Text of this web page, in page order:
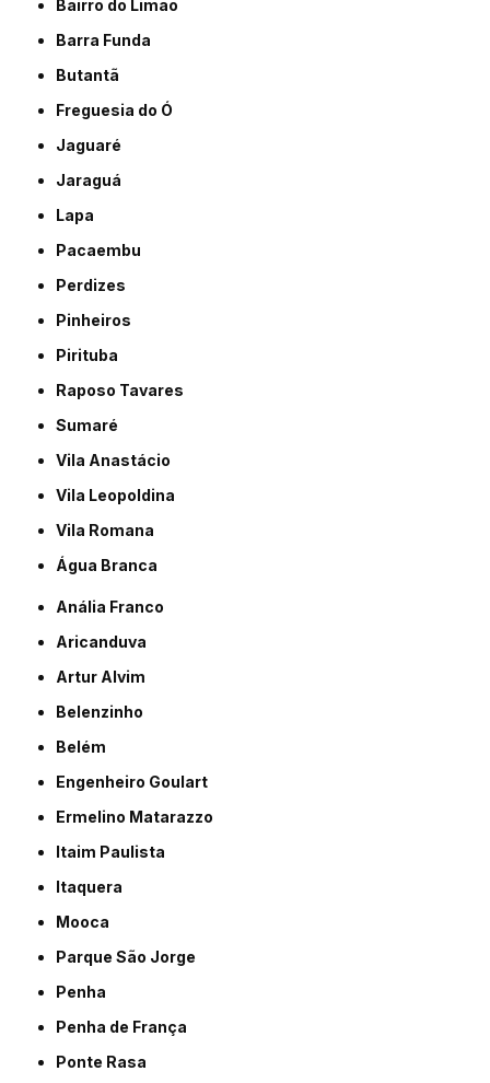
Bairro do Limão
Barra Funda
Butantã
Freguesia do Ó
Jaguaré
Jaraguá
Lapa
Pacaembu
Perdizes
Pinheiros
Pirituba
Raposo Tavares
Sumaré
Vila Anastácio
Vila Leopoldina
Vila Romana
Água Branca
Anália Franco
Aricanduva
Artur Alvim
Belenzinho
Belém
Engenheiro Goulart
Ermelino Matarazzo
Itaim Paulista
Itaquera
Mooca
Parque São Jorge
Penha
Penha de França
Ponte Rasa